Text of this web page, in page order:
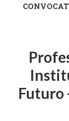
Futuro